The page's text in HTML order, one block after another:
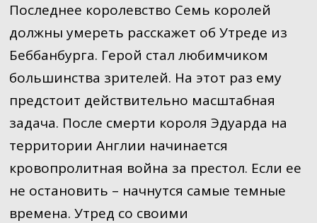
Последнее королевство Семь королей
должны умереть расскажет об Утреде из
Беббанбурга. Герой стал любимчиком
большинства зрителей. На этот раз ему
предстоит действительно масштабная
задача. После смерти короля Эдуарда на
территории Англии начинается
кровопролитная война за престол. Если ее
не остановить – начнутся самые темные
времена. Утред со своими